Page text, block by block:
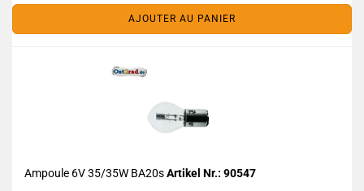
AJOUTER AU PANIER
Ampoule 6V 35/35W BA20sArtikel Nr.: 90547